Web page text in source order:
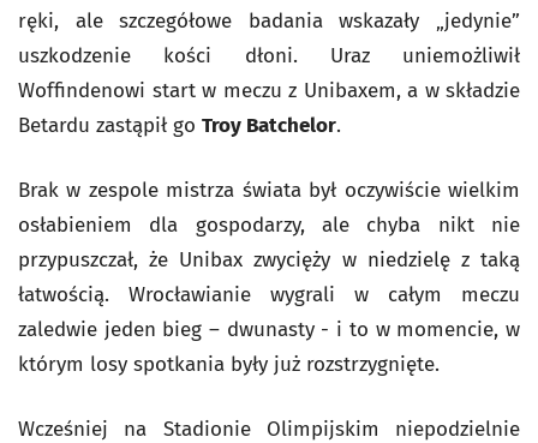
ręki, ale szczegółowe badania wskazały „jedynie”
uszkodzenie kości dłoni. Uraz uniemożliwił
Woffindenowi start w meczu z Unibaxem, a w składzie
Betardu zastąpił go Troy Batchelor.
Brak w zespole mistrza świata był oczywiście wielkim
osłabieniem dla gospodarzy, ale chyba nikt nie
przypuszczał, że Unibax zwycięży w niedzielę z taką
łatwością. Wrocławianie wygrali w całym meczu
zaledwie jeden bieg – dwunasty - i to w momencie, w
którym losy spotkania były już rozstrzygnięte.
Wcześniej na Stadionie Olimpijskim niepodzielnie